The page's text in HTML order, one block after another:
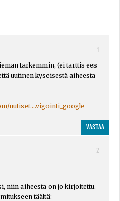
1
tarkemmin, (ei tarttis ees
uutinen kyseisestä aiheesta
uutiset....vigointi_google
VASTAA
2
niin aiheesta on jo kirjoitettu.
täältä: